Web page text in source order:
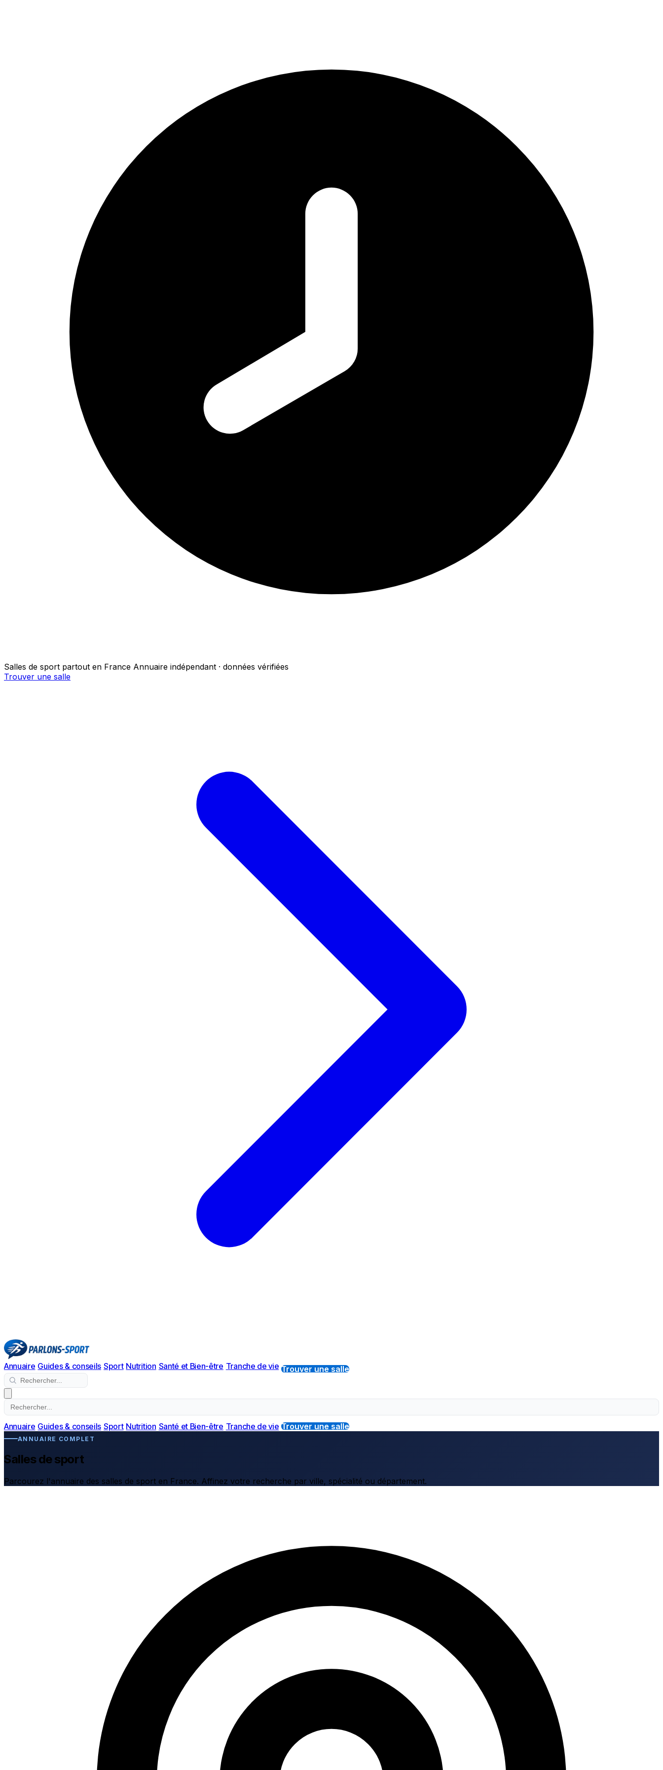
Salles de sport partout en France Annuaire indépendant · données vérifiées
Trouver une salle
Annuaire Guides & conseils Sport Nutrition Santé et Bien-être Tranche de vie Trouver une salle
Annuaire Guides & conseils Sport Nutrition Santé et Bien-être Tranche de vie Trouver une salle
ANNUAIRE COMPLET
Salles de sport
Parcourez l'annuaire des salles de sport en France. Affinez votre recherche par ville, spécialité ou département.